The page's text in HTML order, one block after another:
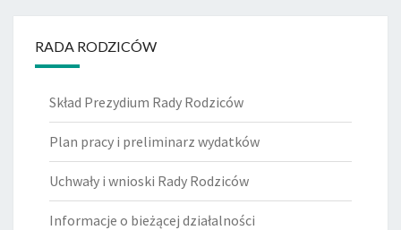
RADA RODZICÓW
Skład Prezydium Rady Rodziców
Plan pracy i preliminarz wydatków
Uchwały i wnioski Rady Rodziców
Informacje o bieżącej działalności